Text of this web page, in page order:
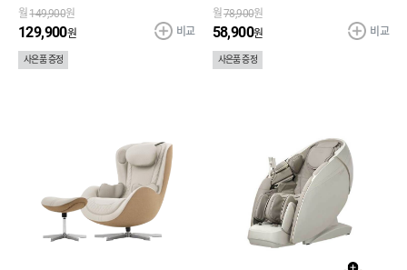
월 149,900원
129,900원
사은품 증정
비교
월 78,900원
58,900원
사은품 증정
비교